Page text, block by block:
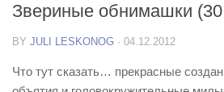
Звериные обнимашки
BY JULI LESKONOG · 04.12.2012
Что тут сказать… прекрасные